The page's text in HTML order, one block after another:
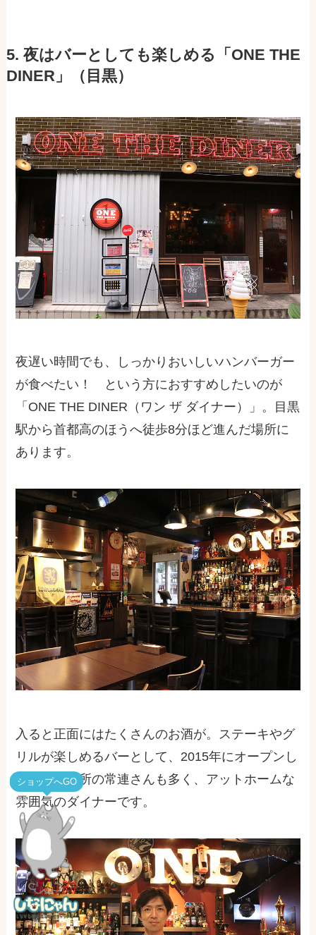
5. 夜はバーとしても楽しめる「ONE THE
DINER」（目黒）
夜遅い時間でも、しっかりおいしいハンバーガー
が食べたい！ という方におすすめしたいのが
「ONE THE DINER（ワン ザ ダイナー）」。目黒
駅から首都高のほうへ徒歩8分ほど進んだ場所に
あります。
入ると正面にはたくさんのお酒が。ステーキやグ
リルが楽しめるバーとして、2015年にオープンし
ました。近所の常連さんも多く、アットホームな
雰囲気のダイナーです。
ショップへGO